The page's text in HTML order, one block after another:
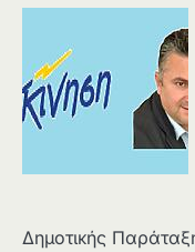
Δημοτικής